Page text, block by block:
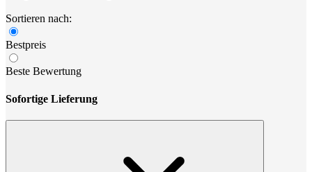
Sortieren nach:
Bestpreis
Beste Bewertung
Sofortige Lieferung